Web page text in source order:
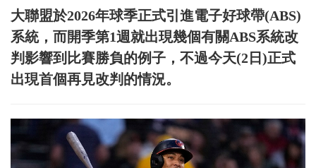
大聯盟於2026年球季正式引進電子好球帶(ABS)
系統，而開季第1週就出現幾個有關ABS系統改
判影響到比賽勝負的例子，不過今天(2日)正式
出現首個再見改判的情況。